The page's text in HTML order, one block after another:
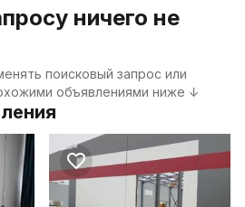
ничего не
поисковый запрос или
объявлениями ниже ↓